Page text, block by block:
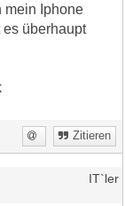
mein Iphone
überhaupt
Zitieren
IT`ler